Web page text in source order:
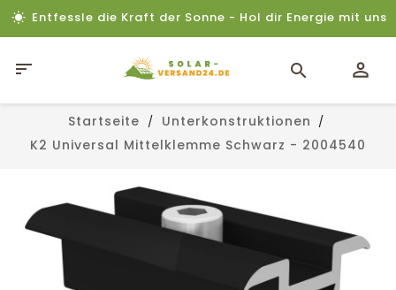
Entfessle die Kraft der Sonne - Hol dir Energie mit uns

Startseite
Unterkonstruktionen
K2 Universal Mittelklemme Schwarz - 2004540